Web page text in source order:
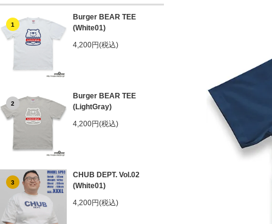
1
Burger BEAR TEE
(White01)
4,200円(税込)
2
Burger BEAR TEE
(LightGray)
4,200円(税込)
3
CHUB DEPT. Vol.02
(White01)
4,200円(税込)